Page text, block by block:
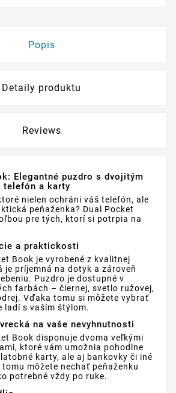
Popis
Detaily produktu
Reviews
Elegantné puzdro s dvojitým
telefón a karty
nielen ochráni váš telefón, ale
peňaženka? Dual Pocket
pre tých, ktorí si potrpia na
a praktickosti
Book je vyrobené z kvalitnej
je príjemná na dotyk a zároveň
Puzdro je dostupné v
farbách – čiernej, svetlo ružovej,
Vďaka tomu si môžete vybrať
ladí s vaším štýlom.
na vaše nevyhnutnosti
Book disponuje dvoma veľkými
ktoré vám umožnia pohodlne
karty, ale aj bankovky či iné
môžete nechať peňaženku
potrebné vždy po ruke.